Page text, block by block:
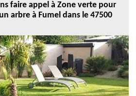
faire appel à Zone verte pour
arbre à Fumel dans le 47500